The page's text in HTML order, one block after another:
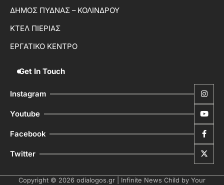
ΔΗΜΟΣ ΠΥΔΝΑΣ – ΚΟΛΙΝΔΡΟΥ
ΚΤΕΛ ΠΙΕΡΙΑΣ
ΕΡΓΑΤΙΚΟ ΚΕΝΤΡΟ
Get In Touch
Instagram
Youtube
Facebook
Twitter
Copyright © 2026 odialogos.gr | Infinite News Child by Your